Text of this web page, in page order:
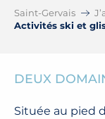
Saint-Gervais
Activités ski et
DEUX
Située au pied